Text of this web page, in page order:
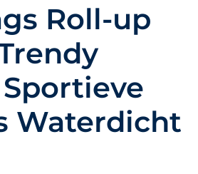
Roll-up
Waterdicht